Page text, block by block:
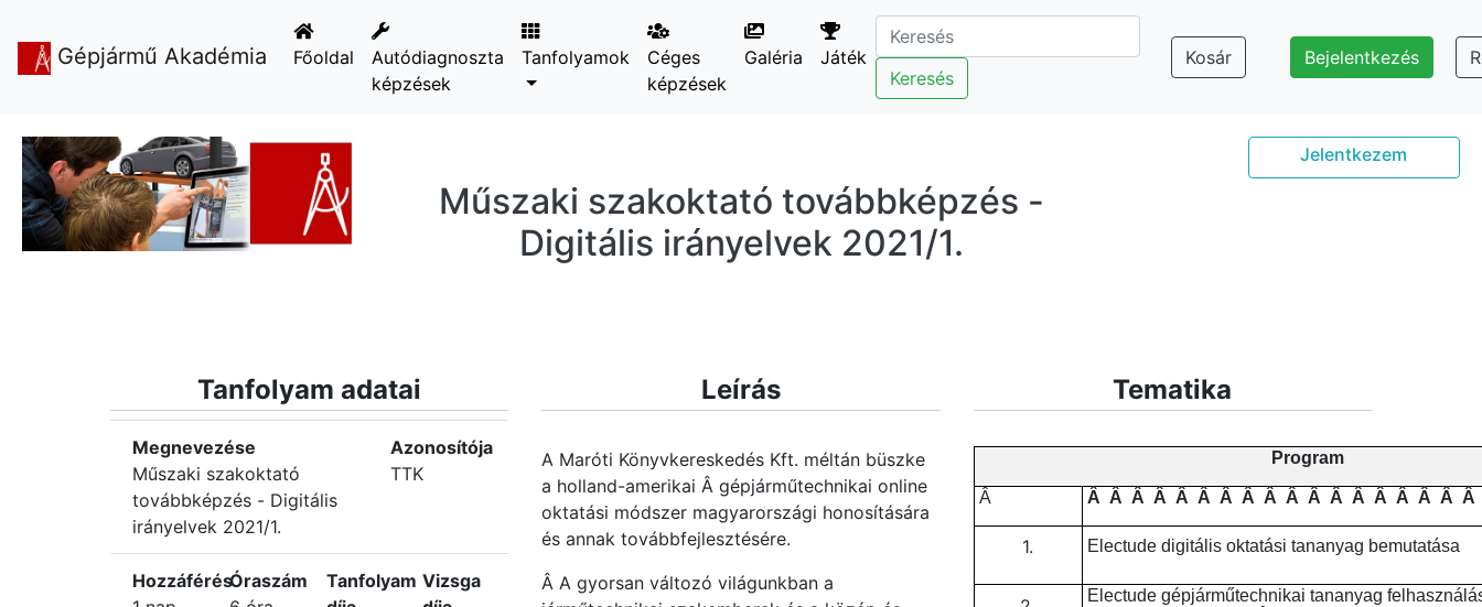
Gépjármű Akadémia Főoldal
Autódiagnoszta
képzések
Tanfolyamok
Céges
képzések
Galéria
Játék
Keresés
Kosár Bejelentkezés
Műszaki szakoktató továbbképzés -
Digitális irányelvek 2021/1.
Jelentkezem
Tanfolyam adatai
Megnevezése
Műszaki szakoktató
továbbképzés - Digitális
irányelvek 2021/1.
Azonosítója
TTK
HozzáférésÓraszám
Tanfolyam Vizsga
Leírás
A Maróti Könyvkereskedés Kft. méltán büszke
a holland-amerikai Â gépjárműtechnikai online
oktatási módszer magyarországi honosítására
és annak továbbfejlesztésére.
Â A gyorsan változó világunkban a
Tematika
Program
Â Â Â Â Â Â Â Â Â Â Â Â Â Â Â Â Â Â Â
1. Electude digitális oktatási tananyag bemutatása
Electude gépjárműtechnikai tananyag felhasználási feltételeinek